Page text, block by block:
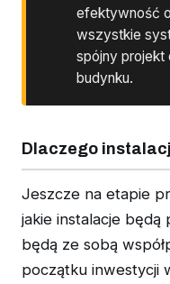
efektywność
wszystkie
spójny projekt
budynku.
Dlaczego
Jeszcze na etapie
jakie instalacje
będą ze sobą
początku inwestycji